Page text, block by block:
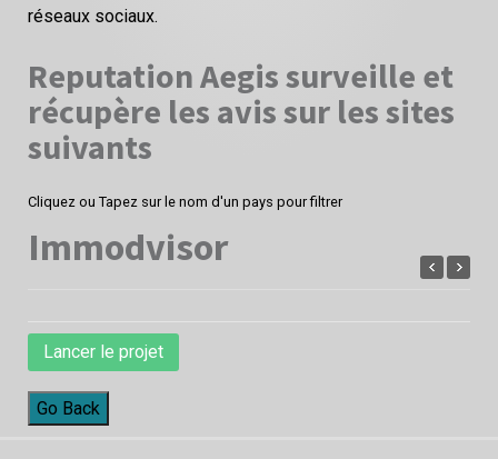
réseaux sociaux.
Reputation Aegis surveille et
récupère les avis sur les sites
suivants
Cliquez ou Tapez sur le nom d'un pays pour filtrer
Immodvisor
Lancer le projet
Go Back